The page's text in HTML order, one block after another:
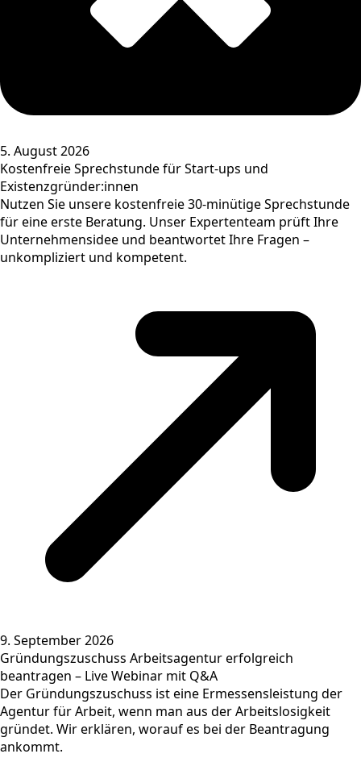
5. August 2026
Kostenfreie Sprechstunde für Start-ups und
Existenzgründer:innen
Nutzen Sie unsere kostenfreie 30-minütige Sprechstunde
für eine erste Beratung. Unser Expertenteam prüft Ihre
Unternehmensidee und beantwortet Ihre Fragen –
unkompliziert und kompetent.
9. September 2026
Gründungszuschuss Arbeitsagentur erfolgreich
beantragen – Live Webinar mit Q&A
Der Gründungszuschuss ist eine Ermessensleistung der
Agentur für Arbeit, wenn man aus der Arbeitslosigkeit
gründet. Wir erklären, worauf es bei der Beantragung
ankommt.